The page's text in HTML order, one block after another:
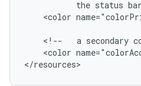
the status bar
<color
<!-- a secondary
<color
</resources>